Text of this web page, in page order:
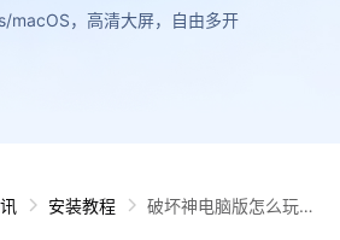
macOS，高清大屏，自由多开
安装教程
破坏神电脑版怎么玩？